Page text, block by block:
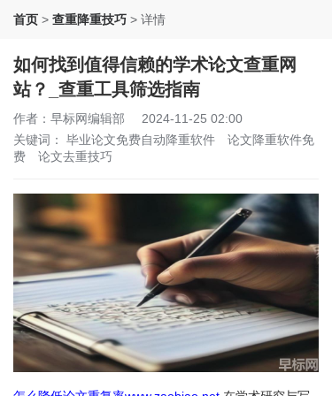
首页 > 查重降重技巧 > 详情
如何找到值得信赖的学术论文查重网
站？_查重工具筛选指南
作者：早标网编辑部
2024-11-25 02:00
关键词： 毕业论文免费自动降重软件
论文降重软件免
费
论文去重技巧